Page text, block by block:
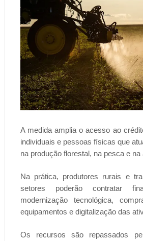
A medida amplia o acesso ao
individuais e pessoas físicas que
na produção florestal, na pesca e na
Na prática, produtores rurais e
setores poderão contratar
modernização tecnológica,
equipamentos e digitalização das
Os recursos são repassados